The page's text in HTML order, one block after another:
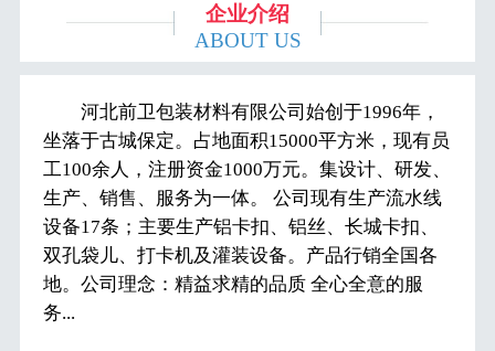
企业介绍
ABOUT US
河北前卫包装材料有限公司始创于1996年，
坐落于古城保定。占地面积15000平方米，现有员
工100余人，注册资金1000万元。集设计、研发、
生产、销售、服务为一体。 公司现有生产流水线
设备17条；主要生产铝卡扣、铝丝、长城卡扣、
双孔袋儿、打卡机及灌装设备。产品行销全国各
地。公司理念：精益求精的品质 全心全意的服
务...